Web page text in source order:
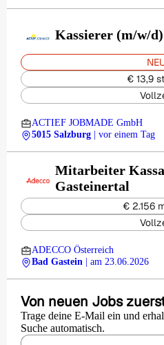
Kassierer (m/w/d)
€ 13,9
ACTIEF JOBMADE GmbH
5015 Salzburg
| vor einem Tag
Mitarbeiter
Gasteinertal
€ 2.156
ADECCO Österreich
Bad Gastein
| am 23.06.2026
Von neuen Jobs
Trage deine E-Mail ein und
Suche automatisch.